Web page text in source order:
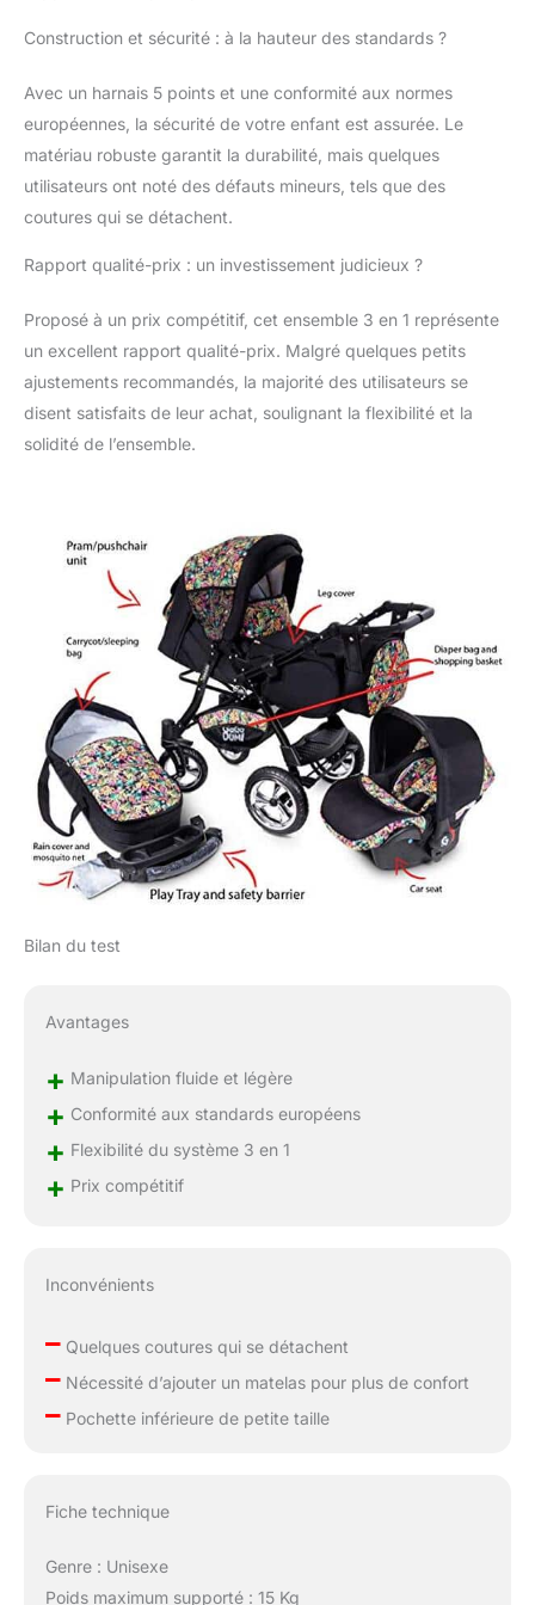
réversible: Cette
marche confortable
pour vous et votre
enfant. Avec la poignée
pouvez regarder votre
explorer son nouveau
vers l'avant).
Spécification: Poids: 14
kg, Largeur: 60 cm,
Hauteur: 114 cm,
Hauteur de la poignée:
cm (L x L x H), Intérieur
Dimensions: 25x72
(lxl), siège auto 3,2 kg,
emballage: 97x42x62
cm
Construction et sécurité : à la hauteur des standards ?
Avec un harnais 5 points et une conformité aux normes
européennes, la sécurité de votre enfant est assurée. Le
matériau robuste garantit la durabilité, mais quelques
utilisateurs ont noté des défauts mineurs, tels que des
coutures qui se détachent.
Rapport qualité-prix : un investissement judicieux ?
Proposé à un prix compétitif, cet ensemble 3 en 1 représente
un excellent rapport qualité-prix. Malgré quelques petits
ajustements recommandés, la majorité des utilisateurs se
disent satisfaits de leur achat, soulignant la flexibilité et la
solidité de l’ensemble.
Bilan du test
Avantages
+ Manipulation fluide et légère
+ Conformité aux standards européens
+ Flexibilité du système 3 en 1
+ Prix compétitif
Inconvénients
–Quelques coutures qui se détachent
–Nécessité d’ajouter un matelas pour plus de confort
–Pochette inférieure de petite taille
Fiche technique
Genre : Unisexe
Poids maximum supporté : 15 Kg